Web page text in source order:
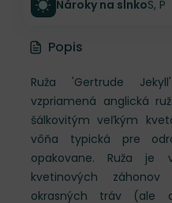
Nároky na slnkoS, P
Popis
Ruža 'Gertrude
vzpriamená anglická
šálkovitým veľkým
vôňa typická pre
opakovane. Ruža je
kvetinových
okrasných tráv (ale